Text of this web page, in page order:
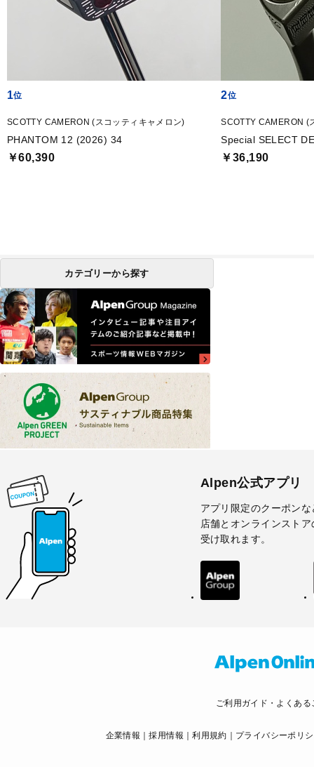
1
SCOTTY CAMERON (スコッティキャメロン)
PHANTOM 12 (2026) 34
￥60,390
2
SCOTTY CAMERON (
Special SELECT
￥36,190
カテゴリーから探す
Alpen公式アプリ
アプリ限定のクーポンな
店舗とオンラインスト
受け取れます。
ご利用ガイド・よくある
企業情報 採用情報 利用規約 プライバシーポリ